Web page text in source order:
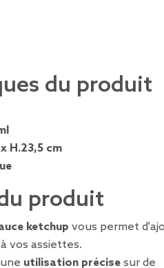
du produit
H.23,5 cm
produit
ketchup vous permet
vos assiettes.
utilisation précise sur de